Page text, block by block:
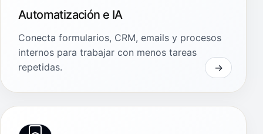
Automatización e IA
Conecta formularios, CRM, emails y procesos
internos para trabajar con menos tareas
repetidas.